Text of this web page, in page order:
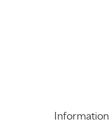
Information